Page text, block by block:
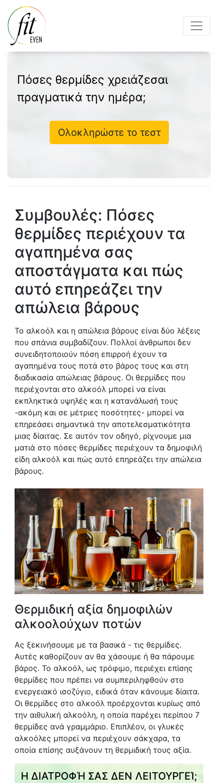
Πόσες θερμίδες χρειάζεσαι
πραγματικά την ημέρα;
Ολοκληρώστε το τεστ
Συμβουλές: Πόσες
θερμίδες περιέχουν τα
αγαπημένα σας
αποστάγματα και πώς
αυτό επηρεάζει την
απώλεια βάρους
Το αλκοόλ και η απώλεια βάρους είναι δύο λέξεις
που σπάνια συμβαδίζουν. Πολλοί άνθρωποι δεν
συνειδητοποιούν πόση επιρροή έχουν τα
αγαπημένα τους ποτά στο βάρος τους και στη
διαδικασία απώλειας βάρους. Οι θερμίδες που
περιέχονται στο αλκοόλ μπορεί να είναι
εκπληκτικά υψηλές και η κατανάλωσή τους
-ακόμη και σε μέτριες ποσότητες- μπορεί να
επηρεάσει σημαντικά την αποτελεσματικότητα
μιας δίαιτας. Σε αυτόν τον οδηγό, ρίχνουμε μια
ματιά στο πόσες θερμίδες περιέχουν τα δημοφιλή
είδη αλκοόλ και πώς αυτό επηρεάζει την απώλεια
βάρους.
Θερμιδική αξία δημοφιλών
αλκοολούχων ποτών
Ας ξεκινήσουμε με τα βασικά - τις θερμίδες.
Αυτές καθορίζουν αν θα χάσουμε ή θα πάρουμε
βάρος. Το αλκοόλ, ως τρόφιμο, περιέχει επίσης
θερμίδες που πρέπει να συμπεριληφθούν στο
ενεργειακό ισοζύγιο, ειδικά όταν κάνουμε δίαιτα.
Οι θερμίδες στο αλκοόλ προέρχονται κυρίως από
την αιθυλική αλκοόλη, η οποία παρέχει περίπου 7
θερμίδες ανά γραμμάριο. Επιπλέον, οι γλυκές
αλκοόλες μπορεί να περιέχουν σάκχαρα, τα
οποία επίσης αυξάνουν τη θερμιδική τους αξία.
Η ΔΙΑΤΡΟΦΉ ΣΑΣ ΔΕΝ ΛΕΙΤΟΥΡΓΕΊ;